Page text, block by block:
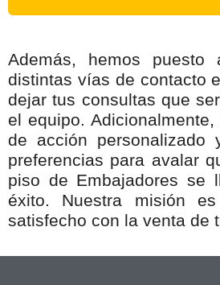
Además, hemos puesto
distintas vías de contacto
dejar tus consultas que
el equipo.
de acción personalizado
preferencias para avalar
piso de Embajadores se
éxito. Nuestra misión
satisfecho con la venta de